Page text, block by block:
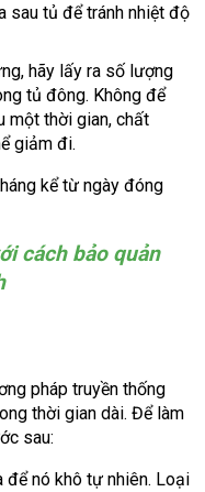
sau tủ để tránh nhiệt độ
hãy lấy ra số lượng
tủ đông. Không để
một thời gian, chất
giảm đi.
kể từ ngày đóng
cách bảo quản
pháp truyền thống
thời gian dài. Để làm
sau:
để nó khô tự nhiên. Loại